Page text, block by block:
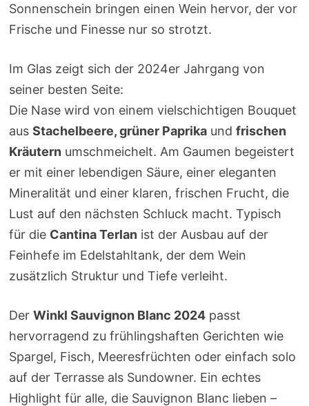
Sonnenschein bringen einen Wein hervor, der vor
Frische und Finesse nur so strotzt.
Im Glas zeigt sich der 2024er Jahrgang von
seiner besten Seite:
Die Nase wird von einem vielschichtigen Bouquet
aus Stachelbeere, grüner Paprikaund frischen
Kräutern umschmeichelt. Am Gaumen begeistert
er mit einer lebendigen Säure, einer eleganten
Mineralität und einer klaren, frischen Frucht, die
Lust auf den nächsten Schluck macht. Typisch
für die Cantina Terlan ist der Ausbau auf der
Feinhefe im Edelstahltank, der dem Wein
zusätzlich Struktur und Tiefe verleiht.
Der Winkl Sauvignon Blanc 2024passt
hervorragend zu frühlingshaften Gerichten wie
Spargel, Fisch, Meeresfrüchten oder einfach solo
auf der Terrasse als Sundowner. Ein echtes
Highlight für alle, die Sauvignon Blanc lieben –